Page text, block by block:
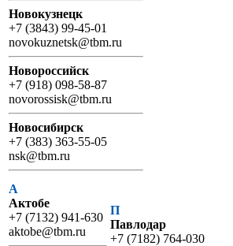
Новокузнецк
+7 (3843) 99-45-01
novokuznetsk@tbm.ru
Новороссийск
+7 (918) 098-58-87
novorossisk@tbm.ru
Новосибирск
+7 (383) 363-55-05
nsk@tbm.ru
А
Актобе
+7 (7132) 941-630
aktobe@tbm.ru
П
Павлодар
+7 (7182) 764-030